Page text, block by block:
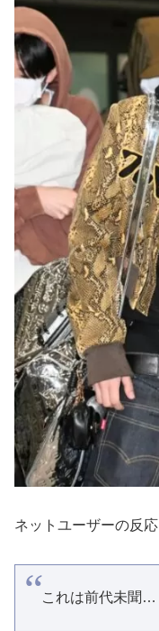
ネットユーザーの反応
これは前代未聞…